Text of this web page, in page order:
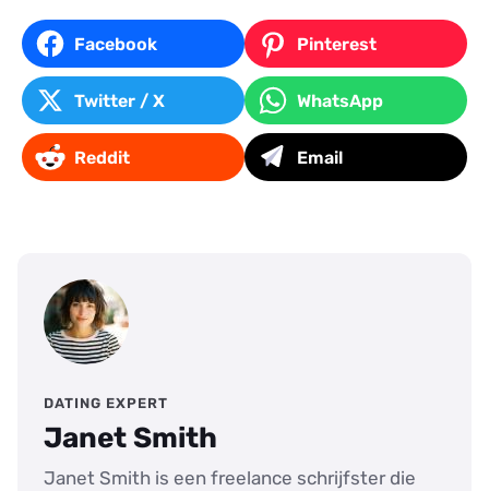
Facebook Pinterest
Twitter / X WhatsApp
Reddit Email
DATING EXPERT
Janet Smith
Janet Smith is een freelance schrijfster die